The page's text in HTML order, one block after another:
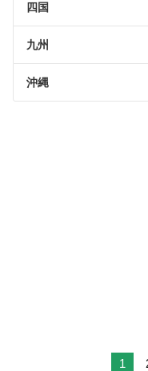
四国
九州
沖縄
1